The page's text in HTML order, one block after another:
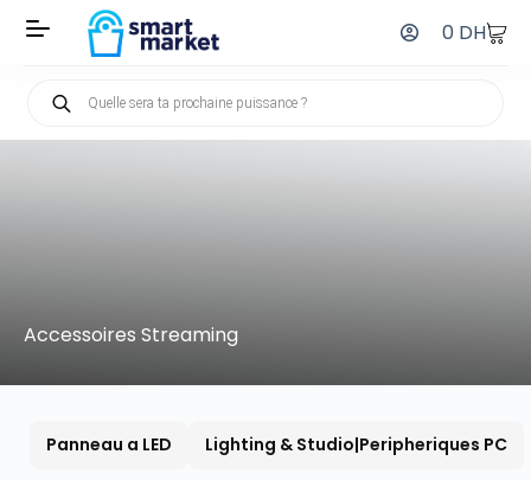
0 DH
Accessoires Streaming
Panneau a LED Lighting & Studio|Peripheriques PC